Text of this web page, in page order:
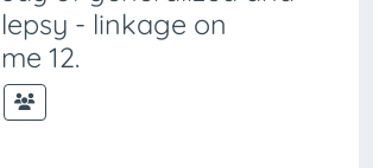
- linkage on
12.